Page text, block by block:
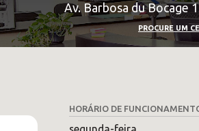
Av. Barbosa du Bocage
PROCURE UM
HORÁRIO DE